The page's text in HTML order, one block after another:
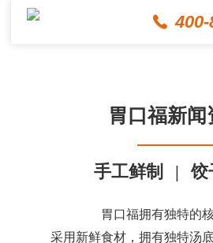
400-
胃口福新闻
手工鲜制 | 饺
胃口福拥有独特的
采用新鲜食材，拥有独特汤